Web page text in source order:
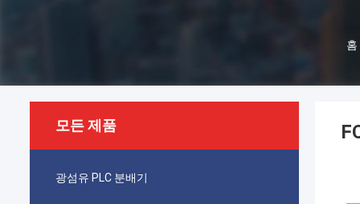
홈
모든 제품
광섬유 PLC 분배기